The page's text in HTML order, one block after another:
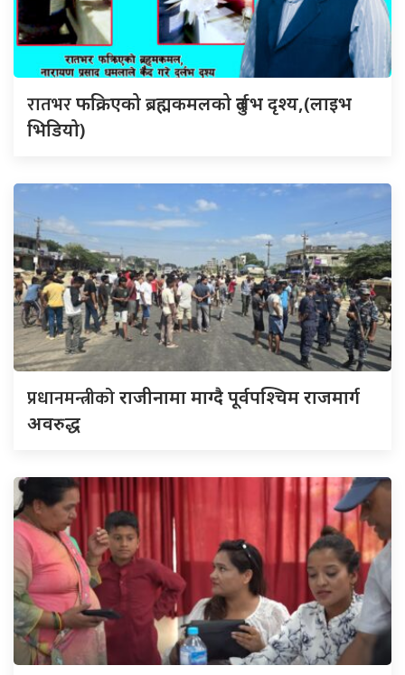
रातभरफक्रिएको ब्रह्मकमलको दुर्लभ दृश्य,(लाइभ
भिडियो)
प्रधानमन्त्रीकोराजीनामा माग्दै पूर्वपश्चिम राजमार्ग
अवरुद्ध